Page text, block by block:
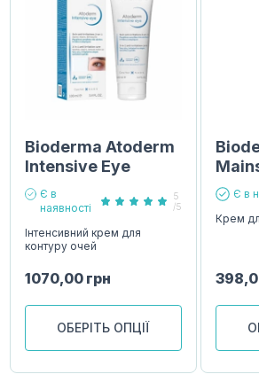
Bioderma Atoderm
Intensive Eye
Є в
наявності
5
/5
Інтенсивний крем для
контуру очей
1070,00 грн
ОБЕРІТЬ ОПЦІЇ
Є в
Крем